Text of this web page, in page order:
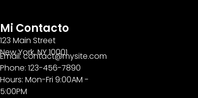
Mi Contacto
123 Main Street
New York, NY 10001
Email: contact@mysite.com
Phone: 123-456-7890
Hours: Mon-Fri 9:00AM -
5:00PM